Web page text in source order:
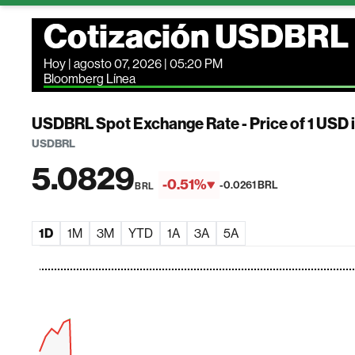
Cotización USDBRL
Hoy | agosto 07, 2026 | 05:20 PM
Bloomberg Línea
USDBRL Spot Exchange Rate - Price of 1 USD
USDBRL
5.0829BRL -0.51% -0.0261 BRL
1D 1M 3M YTD 1A 3A 5A